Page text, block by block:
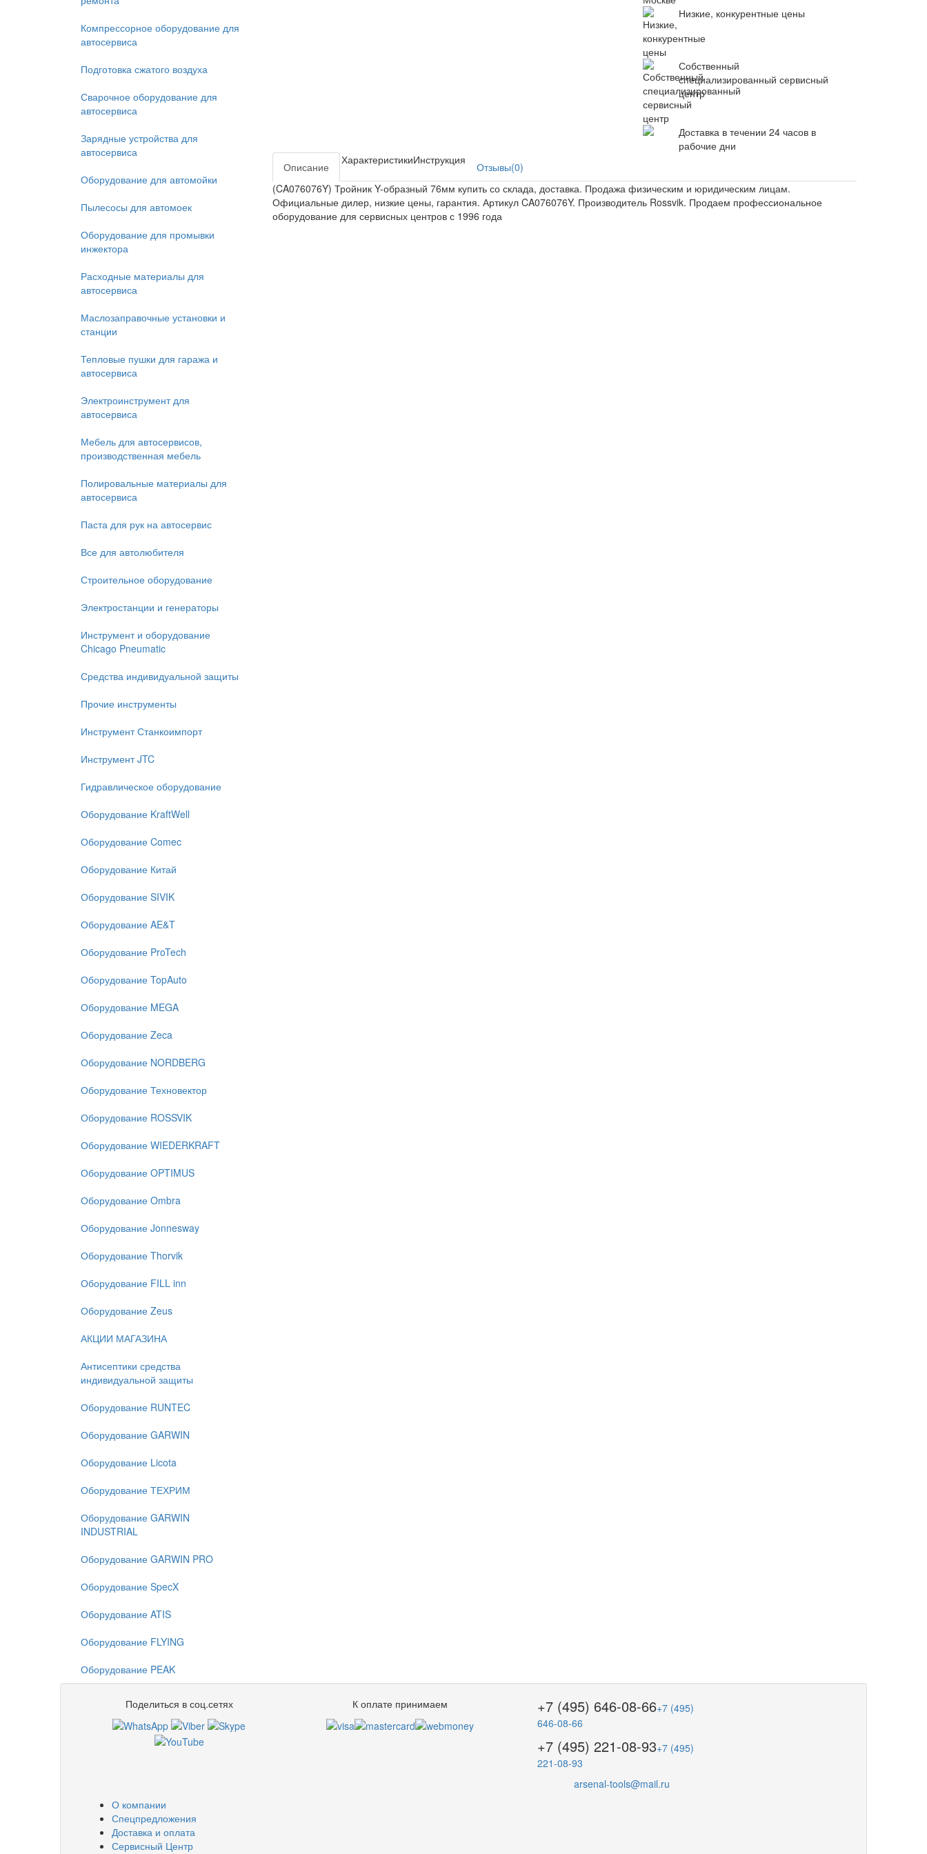
Компрессорное оборудование для
автосервиса
Подготовка сжатого воздуха
Сварочное оборудование для
автосервиса
Зарядные устройства для
автосервиса
Оборудование для автомойки
Пылесосы для автомоек
Оборудование для промывки
инжектора
Расходные материалы для
автосервиса
Маслозаправочные установки и
станции
Тепловые пушки для гаража и
автосервиса
Электроинструмент для
автосервиса
Мебель для автосервисов,
производственная мебель
Полировальные материалы для
автосервиса
Паста для рук на автосервис
Все для автолюбителя
Строительное оборудование
Электростанции и генераторы
Инструмент и оборудование
Chicago Pneumatic
Средства индивидуальной защиты
Прочие инструменты
Инструмент Станкоимпорт
Инструмент JTC
Гидравлическое оборудование
Оборудование KraftWell
Оборудование Comec
Оборудование Китай
Оборудование SIVIK
Оборудование AE&T
Оборудование ProTech
Оборудование TopAuto
Оборудование MEGA
Оборудование Zeca
Оборудование NORDBERG
Оборудование Техновектор
Оборудование ROSSVIK
Оборудование WIEDERKRAFT
Оборудование OPTIMUS
Оборудование Ombra
Оборудование Jonnesway
Оборудование Thorvik
Оборудование FILL inn
Оборудование Zeus
АКЦИИ МАГАЗИНА
Антисептики средства
индивидуальной защиты
Оборудование RUNTEC
Оборудование GARWIN
Оборудование Licota
Оборудование ТЕХРИМ
Оборудование GARWIN
INDUSTRIAL
Оборудование GARWIN PRO
Оборудование SpecX
Оборудование ATIS
Оборудование FLYING
Оборудование PEAK
Низкие, конкурентные цены
Собственный
специализированный сервисный
центр
Доставка в течении 24 часов в
рабочие дни
Описание
ХарактеристикиИнструкция
Отзывы(0)
(CA076076Y) Тройник Y-образный 76мм купить со склада, доставка. Продажа физическим и юридическим лицам.
Официальные дилер, низкие цены, гарантия. Артикул CA076076Y. Производитель Rossvik. Продаем профессиональное
оборудование для сервисных центров с 1996 года
Поделиться в соц.сетях К оплате принимаем +7 (495) 646-08-66+7 (495)
646-08-66
+7 (495) 221-08-93+7 (495)
221-08-93
arsenal-tools@mail.ru
О компании
Спецпредложения
Доставка и оплата
Сервисный Центр